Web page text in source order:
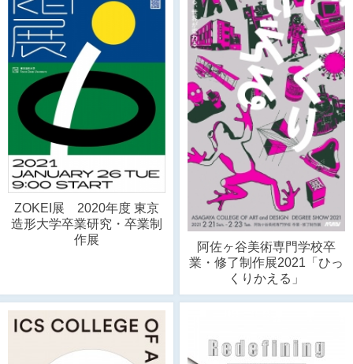
ZOKEI展 2020年度 東京
造形大学卒業研究・卒業制
作展
阿佐ヶ谷美術専門学校卒
業・修了制作展2021「ひっ
くりかえる」